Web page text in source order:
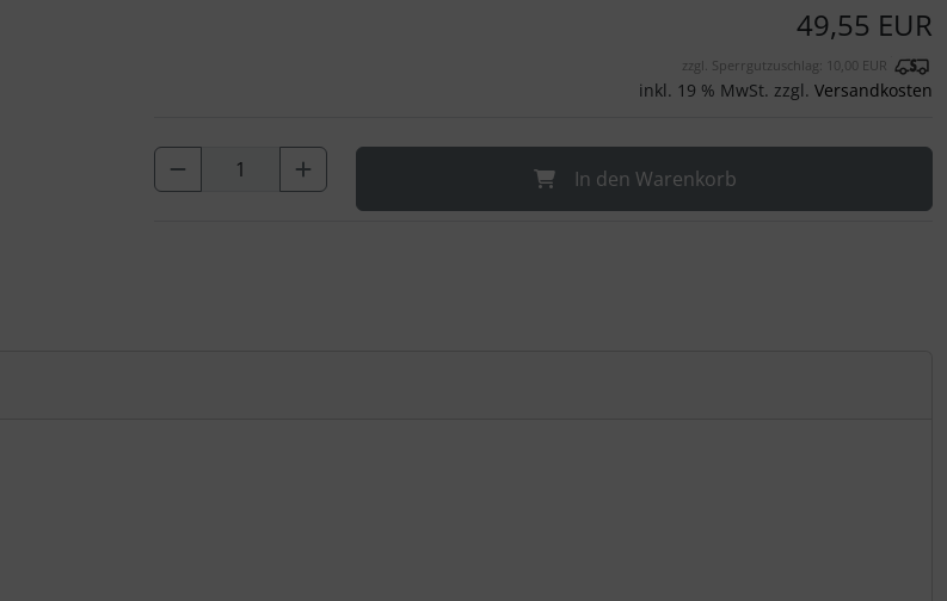
49,55 EUR
zzgl. Sperrgutzuschlag: 10,00 EUR
inkl. 19 % MwSt. zzgl. Versandkosten
In den Warenkorb